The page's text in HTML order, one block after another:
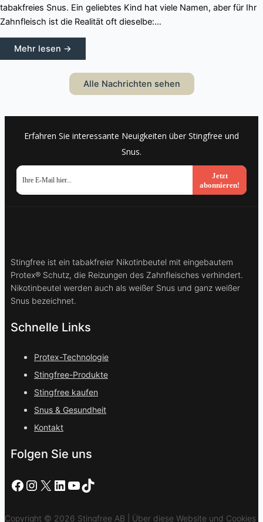
tabakfreies Snus. Ein geliebtes Kind hat viele Namen, aber für Ihr
Zahnfleisch ist die Realität oft dieselbe:…
Mehr lesen →
Alle Nachrichten sehen
Erfahren Sie interessante Neuigkeiten über Stingfree und
Snus.
Jetzt
abonnieren!
Stingfree ist ein tabakfreier Nikotinbeutel mit eingebautem
Protex® Schutz, die Reizungen des Zahnfleisches verhindert.
Nikotinbeutel werden auch als weißer Snus und ganz weißer
Snus bezeichnet.
Schnelle Links
Protex-Technologie
Stingfree-Produkte
Stingfree kaufen
Snus & Gesundheit
Kontakt
Folgen Sie uns
Facebook
Instagram
X LinkedIn
YouTube
TikTok
Copyright © 2026 Stingfree AB | Über diese Website und Cookies